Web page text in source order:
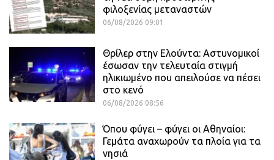
φιλοξενίας μεταναστών
06/08/2026 09:01
Θρίλερ στην Ελούντα: Αστυνομικοί
έσωσαν την τελευταία στιγμή
ηλικιωμένο που απειλούσε να πέσει
στο κενό
06/08/2026 08:56
Όπου φύγει – φύγει οι Αθηναίοι:
Γεμάτα αναχωρούν τα πλοία για τα
νησιά